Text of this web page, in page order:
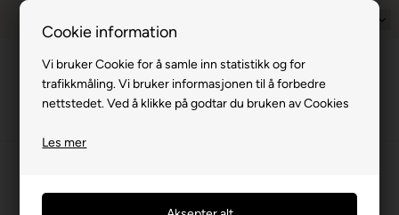
Cookie information
Vi bruker Cookie for å samle inn statistikk og for
trafikkmåling. Vi bruker informasjonen til å forbedre
nettstedet. Ved å klikke på godtar du bruken av Cookies
Les mer
14
Meny
Vanntette poser